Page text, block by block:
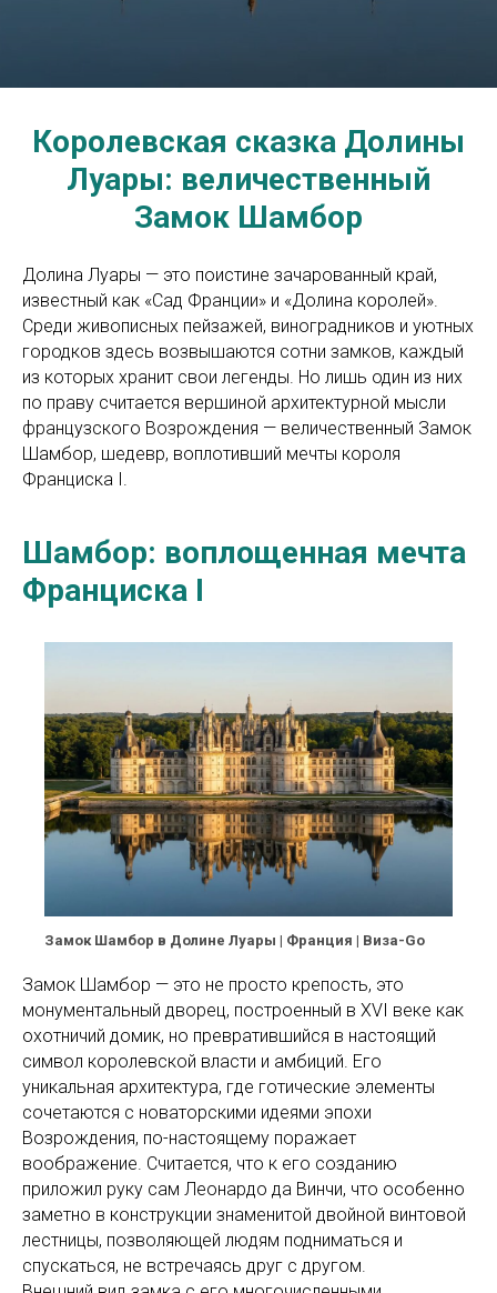
Королевская сказка Долины
Луары: величественный
Замок Шамбор
Долина Луары — это поистине зачарованный край,
известный как «Сад Франции» и «Долина королей».
Среди живописных пейзажей, виноградников и уютных
городков здесь возвышаются сотни замков, каждый
из которых хранит свои легенды. Но лишь один из них
по праву считается вершиной архитектурной мысли
французского Возрождения — величественный Замок
Шамбор, шедевр, воплотивший мечты короля
Франциска I.
Шамбор: воплощенная мечта
Франциска I
Замок Шамбор в Долине Луары | Франция | Виза-Go
Замок Шамбор — это не просто крепость, это
монументальный дворец, построенный в XVI веке как
охотничий домик, но превратившийся в настоящий
символ королевской власти и амбиций. Его
уникальная архитектура, где готические элементы
сочетаются с новаторскими идеями эпохи
Возрождения, по-настоящему поражает
воображение. Считается, что к его созданию
приложил руку сам Леонардо да Винчи, что особенно
заметно в конструкции знаменитой двойной винтовой
лестницы, позволяющей людям подниматься и
спускаться, не встречаясь друг с другом.